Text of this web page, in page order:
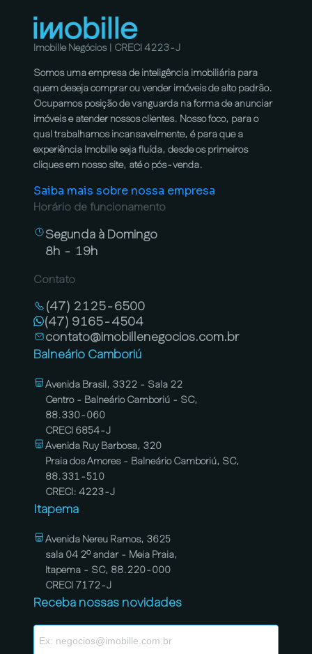
Imobille Negócios | CRECI 4223-J
Somos uma empresa de inteligência imobiliária para
quem deseja comprar ou vender imóveis de alto padrão.
Ocupamos posição de vanguarda na forma de anunciar
imóveis e atender nossos clientes. Nosso foco, para o
qual trabalhamos incansavelmente, é para que a
experiência Imobille seja fluída, desde os primeiros
cliques em nosso site, até o pós-venda.
Saiba mais sobre nossa empresa
Horário de funcionamento
Segunda à Domingo
8h - 19h
Contato
(47) 2125-6500
(47) 9165-4504
contato@imobillenegocios.com.br
Balneário Camboriú
Avenida Brasil, 3322 - Sala 22
Centro - Balneário Camboriú - SC,
88.330-060
CRECI 6854-J
Avenida Ruy Barbosa, 320
Praia dos Amores - Balneário Camboriú, SC,
88.331-510
CRECI: 4223-J
Itapema
Avenida Nereu Ramos, 3625
sala 04 2º andar - Meia Praia,
Itapema - SC, 88.220-000
CRECI 7172-J
Receba nossas novidades